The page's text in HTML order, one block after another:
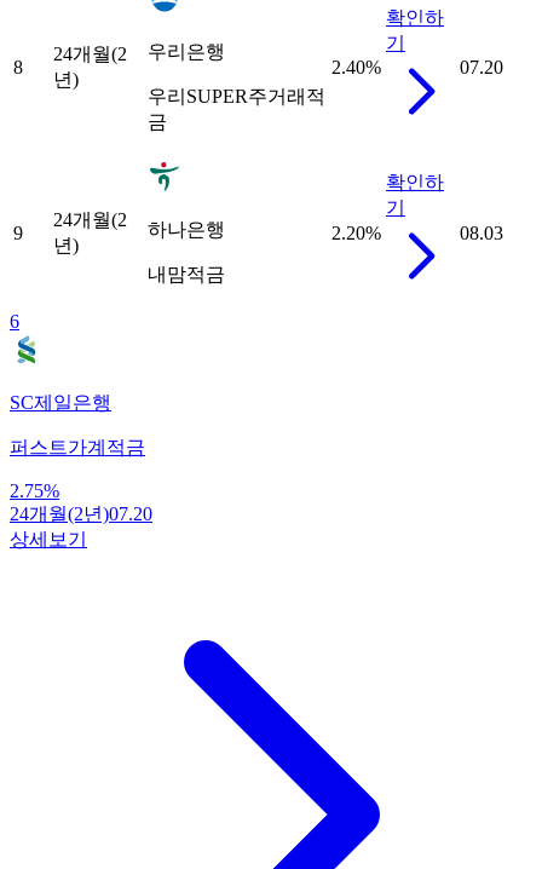
8
24개월(2
년)
우리은행
우리SUPER주거래적
금
2.40%
확인하
기
07.20
9
24개월(2
년)
하나은행
내맘적금
2.20%
확인하
기
08.03
6
SC제일은행
퍼스트가계적금
2.75%
24개월(2년)07.20
상세보기